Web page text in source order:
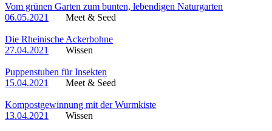
Vom grünen Garten zum bunten, lebendigen Naturgarten
06.05.2021
Meet & Seed
Die Rheinische Ackerbohne
27.04.2021
Wissen
Puppenstuben für Insekten
15.04.2021
Meet & Seed
Kompostgewinnung mit der Wurmkiste
13.04.2021
Wissen